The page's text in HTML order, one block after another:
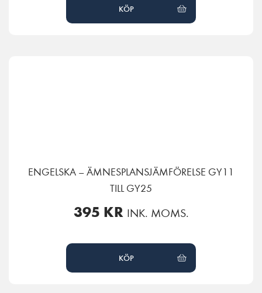
KÖP
ENGELSKA – ÄMNESPLANSJÄMFÖRELSE GY11
TILL GY25
395 KR INK. MOMS.
KÖP